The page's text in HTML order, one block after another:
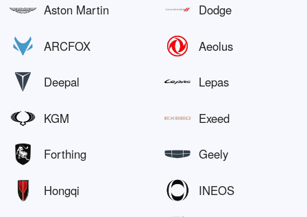
Aston Martin Dodge
ARCFOX Aeolus
Deepal Lepas
KGM Exeed
Forthing Geely
Hongqi INEOS